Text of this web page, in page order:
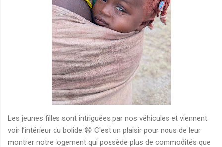
Les jeunes filles sont intriguées par nos véhicules et viennent
voir l’intérieur du bolide 😄 C'est un plaisir pour nous de leur
montrer notre logement qui possède plus de commodités que